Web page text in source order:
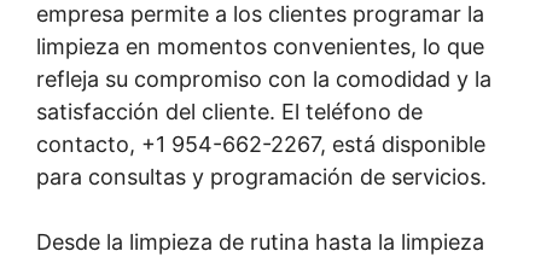
empresa permite a los clientes programar la
limpieza en momentos convenientes, lo que
refleja su compromiso con la comodidad y la
satisfacción del cliente. El teléfono de
contacto, +1 954-662-2267, está disponible
para consultas y programación de servicios.
Desde la limpieza de rutina hasta la limpieza